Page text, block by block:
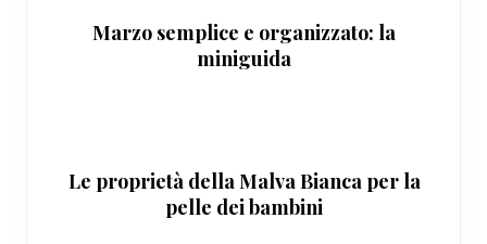
Marzo semplice e organizzato: la
miniguida
Le proprietà della Malva Bianca per la
pelle dei bambini